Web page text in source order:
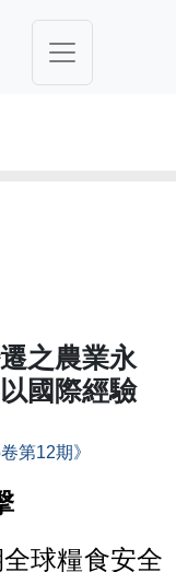
之農業永
國際經驗
第12期》
球糧食安全